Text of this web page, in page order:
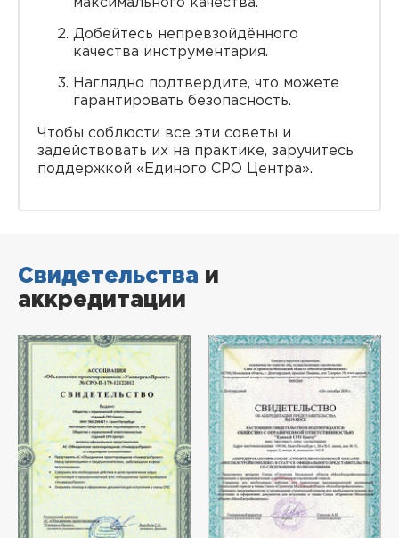
максимального качества.
Добейтесь непревзойдённого
качества инструментария.
Наглядно подтвердите, что можете
гарантировать безопасность.
Чтобы соблюсти все эти советы и
задействовать их на практике, заручитесь
поддержкой «Единого СРО Центра».
Свидетельства и
аккредитации